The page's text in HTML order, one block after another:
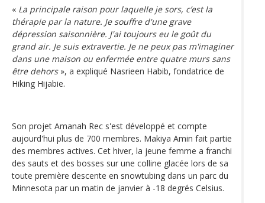
« La principale raison pour laquelle je sors, c’est la
thérapie par la nature. Je souffre d'une grave
dépression saisonnière. J'ai toujours eu le goût du
grand air. Je suis extravertie. Je ne peux pas m'imaginer
dans une maison ou enfermée entre quatre murs sans
être dehors», a expliqué Nasrieen Habib, fondatrice de
Hiking Hijabie.
Son projet Amanah Rec s'est développé et compte
aujourd'hui plus de 700 membres. Makiya Amin fait partie
des membres actives. Cet hiver, la jeune femme a franchi
des sauts et des bosses sur une colline glacée lors de sa
toute première descente en snowtubing dans un parc du
Minnesota par un matin de janvier à -18 degrés Celsius.